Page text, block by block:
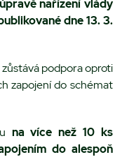
nařízení vlády
dne 13. 3.
podpora oproti
zapojení do schémat
na více než 10 ks
do alespoň